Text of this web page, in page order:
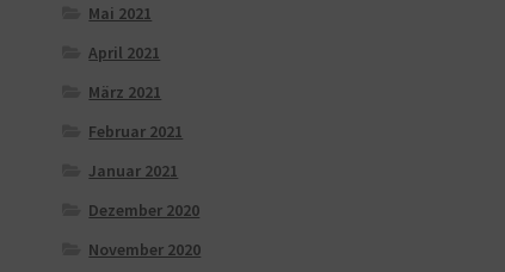
Mai 2021
April 2021
März 2021
Februar 2021
Januar 2021
Dezember 2020
November 2020